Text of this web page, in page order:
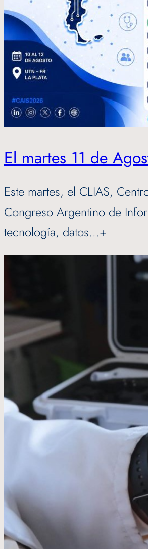
El martes 11 de
Este martes, el CLIAS,
Congreso Argentino de
tecnología, datos…+